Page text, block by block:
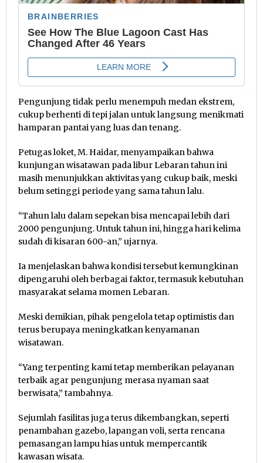
Pengunjung tidak perlu menempuh medan ekstrem,
cukup berhenti di tepi jalan untuk langsung menikmati
hamparan pantai yang luas dan tenang.
Petugas loket, M. Haidar, menyampaikan bahwa
kunjungan wisatawan pada libur Lebaran tahun ini
masih menunjukkan aktivitas yang cukup baik, meski
belum setinggi periode yang sama tahun lalu.
“Tahun lalu dalam sepekan bisa mencapai lebih dari
2000 pengunjung. Untuk tahun ini, hingga hari kelima
sudah di kisaran 600-an,” ujarnya.
Ia menjelaskan bahwa kondisi tersebut kemungkinan
dipengaruhi oleh berbagai faktor, termasuk kebutuhan
masyarakat selama momen Lebaran.
Meski demikian, pihak pengelola tetap optimistis dan
terus berupaya meningkatkan kenyamanan
wisatawan.
“Yang terpenting kami tetap memberikan pelayanan
terbaik agar pengunjung merasa nyaman saat
berwisata,” tambahnya.
Sejumlah fasilitas juga terus dikembangkan, seperti
penambahan gazebo, lapangan voli, serta rencana
pemasangan lampu hias untuk mempercantik
kawasan wisata.